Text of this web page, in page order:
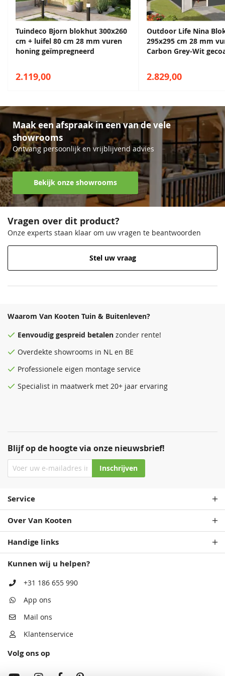
68,50
buitenruimte van rust en schoonheid waar u kunt genieten
van de natuur en heerlijke momenten in de buitenlucht.
Afmeting van 300x250 cm
Houten vloer zit inbegrepen
Hoge kwaliteit voor een lage prijs
Tuindeco Bjorn blokhut 300x260
cm + luifel 80 cm 28 mm vuren
honing geïmpregneerd
2.119,00
Outdoor Life Nina
295x295 cm 28 mm
Carbon Grey-Wit
2.829,00
Maak een afspraak in een van de vele
showrooms
Ontvang persoonlijk en vrijblijvend advies
Bekijk onze showrooms
Vragen over dit product?
Onze experts staan klaar om uw vragen te beantwoorden
Stel uw vraag
Blijf op de hoogte via onze nieuwsbrief!
Inschrijven
Waarom Van Kooten Tuin & Buitenleven?
Eenvoudig gespreid betalen zonder rente!
Overdekte showrooms in NL en BE
Professionele eigen montage service
Specialist in maatwerk met 20+ jaar ervaring
Service
Over Van Kooten
Handige links
Kunnen wij u helpen?
+31 186 655 990
App ons
Mail ons
Klantenservice
Volg ons op